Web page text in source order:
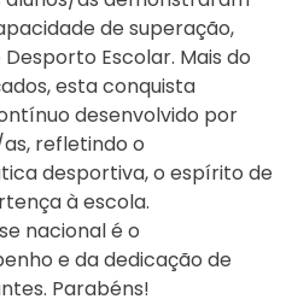
de superação,
Escolar. Mais do
esta conquista
desenvolvido por
refletindo o
desportiva, o espírito de
à escola.
nacional é o
e da dedicação de
Parabéns!